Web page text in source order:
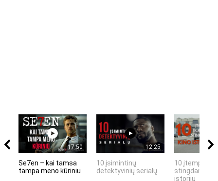
17:50
Se7en – kai tamsa
tampa meno kūriniu
12:25
10 įsimintinų
detektyvinių serialų
10 įtemptų,
stingdančių
istorijų